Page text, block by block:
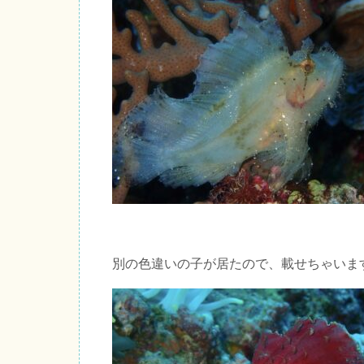
別の色違いの子が居たので、載せちゃいま